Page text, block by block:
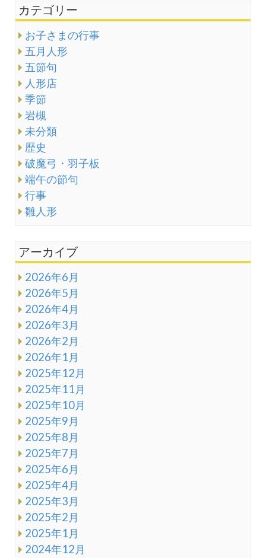
カテゴリー
お子さまの行事
五月人形
五節句
人形店
季節
岩槻
未分類
歴史
破魔弓・羽子板
端午の節句
行事
雛人形
アーカイブ
2026年6月
2026年5月
2026年4月
2026年3月
2026年2月
2026年1月
2025年12月
2025年11月
2025年10月
2025年9月
2025年8月
2025年7月
2025年6月
2025年4月
2025年3月
2025年2月
2025年1月
2024年12月